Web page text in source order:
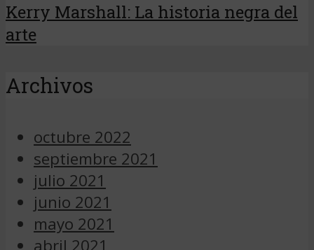
Kerry Marshall: La historia negra del
arte
Archivos
octubre 2022
septiembre 2021
julio 2021
junio 2021
mayo 2021
abril 2021